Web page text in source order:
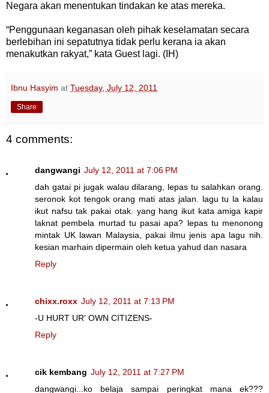
Negara akan menentukan tindakan ke atas mereka.
“Penggunaan keganasan oleh pihak keselamatan secara
berlebihan ini sepatutnya tidak perlu kerana ia akan
menakutkan rakyat,” kata Guest lagi. (IH)
Ibnu Hasyim at Tuesday, July 12, 2011
Share
4 comments:
dangwangi July 12, 2011 at 7:06 PM
dah gatai pi jugak walau dilarang, lepas tu salahkan orang.
seronok kot tengok orang mati atas jalan. lagu tu la kalau
ikut nafsu tak pakai otak. yang hang ikut kata amiga kapir
laknat pembela murtad tu pasai apa? lepas tu menonong
mintak UK lawan Malaysia, pakai ilmu jenis apa lagu nih.
kesian marhain dipermain oleh ketua yahud dan nasara
Reply
chixx.roxx July 12, 2011 at 7:13 PM
-U HURT UR' OWN CITIZENS-
Reply
cik kembang July 12, 2011 at 7:27 PM
dangwangi...ko belaja sampai peringkat mana ek???